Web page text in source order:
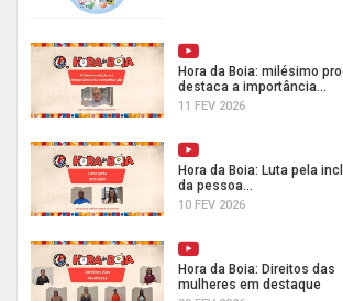
Hora da Boia: milésimo
destaca a importância...
11 FEV 2026
Hora da Boia: Luta pela
da pessoa...
10 FEV 2026
Hora da Boia: Direitos das
mulheres em destaque